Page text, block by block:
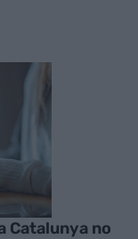
Catalunya no